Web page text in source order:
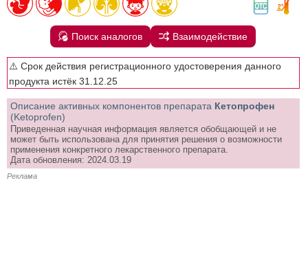
Поиск аналогов Взаимодействие
⚠️ Срок действия регистрационного удостоверения данного
продукта истёк 31.12.25
Описание активных компонентов препарата Кетопрофен
(Ketoprofen)
Приведенная научная информация является обобщающей и не
может быть использована для принятия решения о возможности
применения конкретного лекарственного препарата.
Дата обновления: 2024.03.19
Реклама